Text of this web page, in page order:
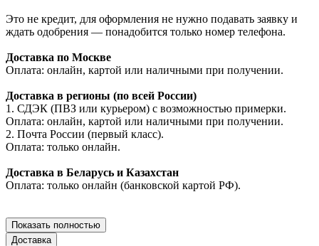
Это не кредит, для оформления не нужно подавать заявку и
ждать одобрения — понадобится только номер телефона.
Доставка по Москве
Оплата: онлайн, картой или наличными при получении.
Доставка в регионы (по всей России)
1. СДЭК (ПВЗ или курьером) с возможностью примерки.
Оплата: онлайн, картой или наличными при получении.
2. Почта России (первый класс).
Оплата: только онлайн.
Доставка в Беларусь и Казахстан
Оплата: только онлайн (банковской картой РФ).
Показать полностью
Доставка